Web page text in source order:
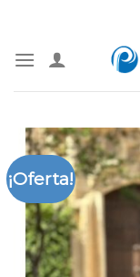
contenido
¡Oferta!